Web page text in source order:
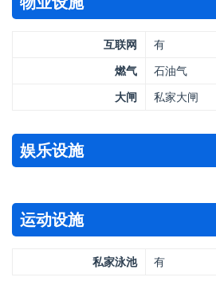
互联网
有
燃气
石油气
大闸
私家大闸
娱乐设施
运动设施
私家泳池 有